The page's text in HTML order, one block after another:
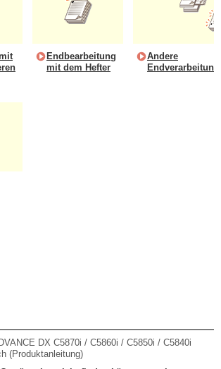
Endbearbeitung
mit dem Hefter
Andere
DX C5870i / C5860i / C5850i / C5840i
(Produktanleitung)